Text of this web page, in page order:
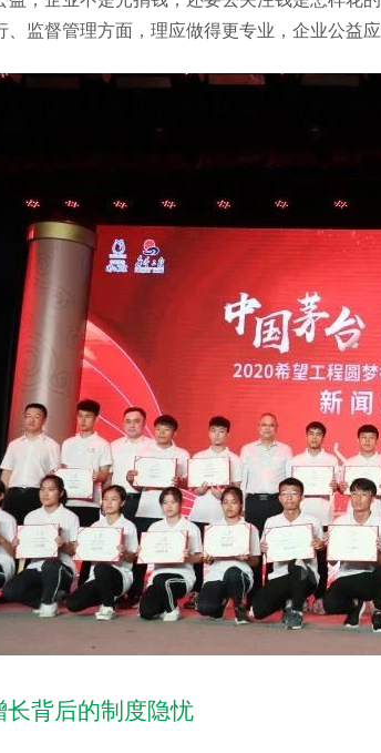
、监督管理方面，理应做得更专业，企业公益
长背后的制度隐忧